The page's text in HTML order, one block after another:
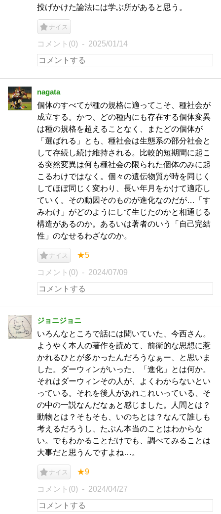
投げかけた論法には学ぶ所があると思う。
ナイス
コメント(0) 2025/01/14
nagata
個体のすべてが種の規格に適ってこそ、種社会が
成立する。かつ、どの種内にも存在する個体変異
は種の規格を超えることなく、またどの個体が
「選ばれる」とも、種社会は生態系の部分社会と
して存続し続け維持される。比較的短期間に起こ
る突然変異は何も種社会の限られた個体のみに起
こるわけではなく。個々の遺伝物質が時を同じく
してほぼ同じく変わり、長い年月をかけて適応し
ていく。その動因そのものが進化なのだが…「す
みわけ」がどのようにして生じたのかと相通じる
構造があるのか。あるいは著者のいう「自己完結
性」のなせるわざなのか。
ナイス ★5
コメント(0) 2024/07/09
ジョニジョニ
いろんなところで話には聞いていた、今西さん。
ようやく本人の著作を読めて、前衛的な思想に惹
かれるひとが多かったんだろうなぁー、と思いま
した。ダーウィンがいった、「進化」とは何か。
それはダーウィンその人が、よくわからないとい
っている。それを後人があれこれいっている、そ
の中の一説なんだなぁと感じました。人間とは？
動物とは？そもそも、いのちとは？なんて誰しも
考えるだろうし、たぶん本当のことはわからな
い。でもわかることだけでも、調べてみることは
大事だと思うんですよね…。
ナイス ★9
コメント(0) 2024/04/27